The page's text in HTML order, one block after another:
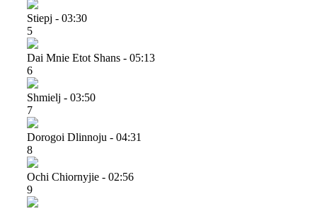
Stiepj - 03:30
5
Dai Mnie Etot Shans - 05:13
6
Shmielj - 03:50
7
Dorogoi Dlinnoju - 04:31
8
Ochi Chiornyjie - 02:56
9